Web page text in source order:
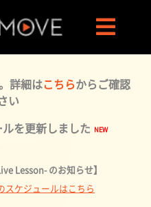
詳細はこちらからご確認
い
を更新しました
Lesson- のお知らせ】
スケジュールはこちら